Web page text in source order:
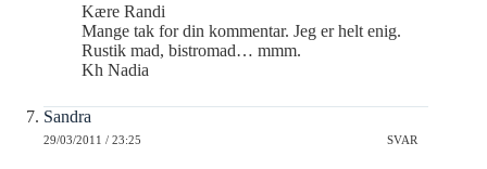
Kære Randi
Mange tak for din kommentar. Jeg er helt enig.
Rustik mad, bistromad… mmm.
Kh Nadia
Sandra
29/03/2011 / 23:25 SVAR